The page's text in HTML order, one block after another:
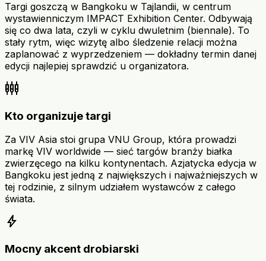
Targi goszczą w Bangkoku w Tajlandii, w centrum
wystawienniczym IMPACT Exhibition Center. Odbywają
się co dwa lata, czyli w cyklu dwuletnim (biennale). To
stały rytm, więc wizytę albo śledzenie relacji można
zaplanować z wyprzedzeniem — dokładny termin danej
edycji najlepiej sprawdzić u organizatora.
settings_input_component
Kto organizuje targi
Za VIV Asia stoi grupa VNU Group, która prowadzi
markę VIV worldwide — sieć targów branży białka
zwierzęcego na kilku kontynentach. Azjatycka edycja w
Bangkoku jest jedną z największych i najważniejszych w
tej rodzinie, z silnym udziałem wystawców z całego
świata.
bolt
Mocny akcent drobiarski